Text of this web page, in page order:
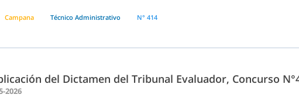
Campana Técnico Administrativo N° 414
del Dictamen del Tribunal Evaluador, Concurso
2026